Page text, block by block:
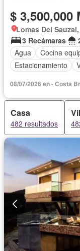
$ 3,500,000
Lomas Del
3 Recámaras
Agua
Cocina
Estacionamiento
08/07/2026 en - Costa
Casa
482 resultados